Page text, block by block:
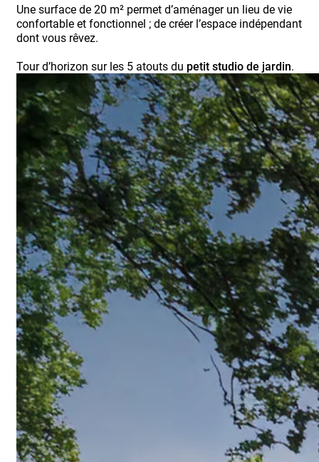
Une surface de 20 m² permet d’aménager un lieu de vie
confortable et fonctionnel ; de créer l’espace indépendant
dont vous rêvez.
Tour d’horizon sur les 5 atouts du petit studio de jardin.